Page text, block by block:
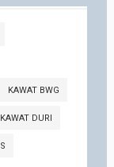
KAWAT BWG
KAWAT DURI